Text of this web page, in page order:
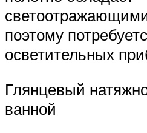
поэтому
осветительных
Глянцевый
ванной